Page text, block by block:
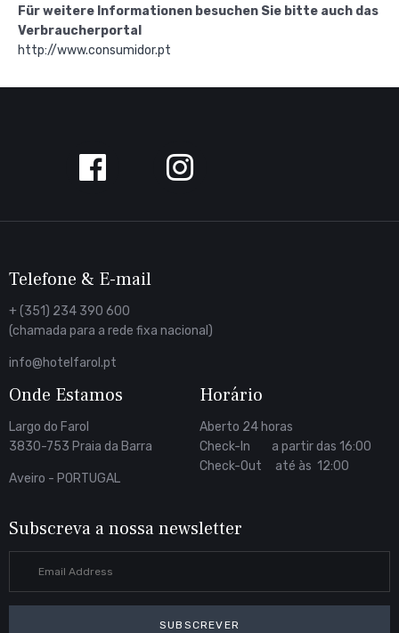
Für weitere Informationen besuchen Sie bitte auch das
Verbraucherportal
http://www.consumidor.pt
Telefone & E-mail
+ (351) 234 390 600
(chamada para a rede fixa nacional)
info@hotelfarol.pt
Onde Estamos
Largo do Farol
3830-753 Praia da Barra
Aveiro - PORTUGAL
Horário
Aberto 24 horas
Check-In a partir das 16:00
Check-Out até às 12:00
Subscreva a nossa newsletter
SUBSCREVER